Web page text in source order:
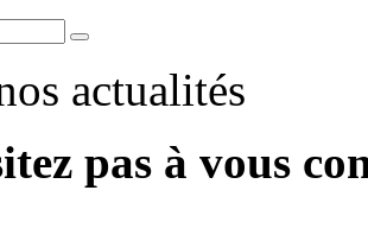
actualités
pas à vous